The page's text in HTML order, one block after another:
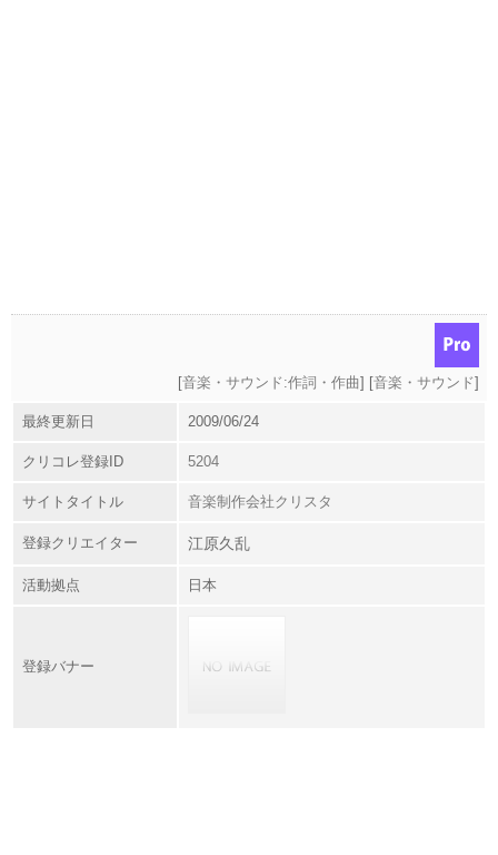
[音楽・サウンド:作詞・作曲] [音楽・サウンド]
最終更新日 2009/06/24
クリコレ登録ID 5204
サイトタイトル 音楽制作会社クリスタ
登録クリエイター 江原久乱
活動拠点 日本
登録バナー